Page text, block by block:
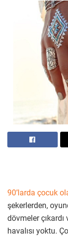
90’larda çocuk
şekerlerden,
dövmeler çıkardı
havalısı yoktu.